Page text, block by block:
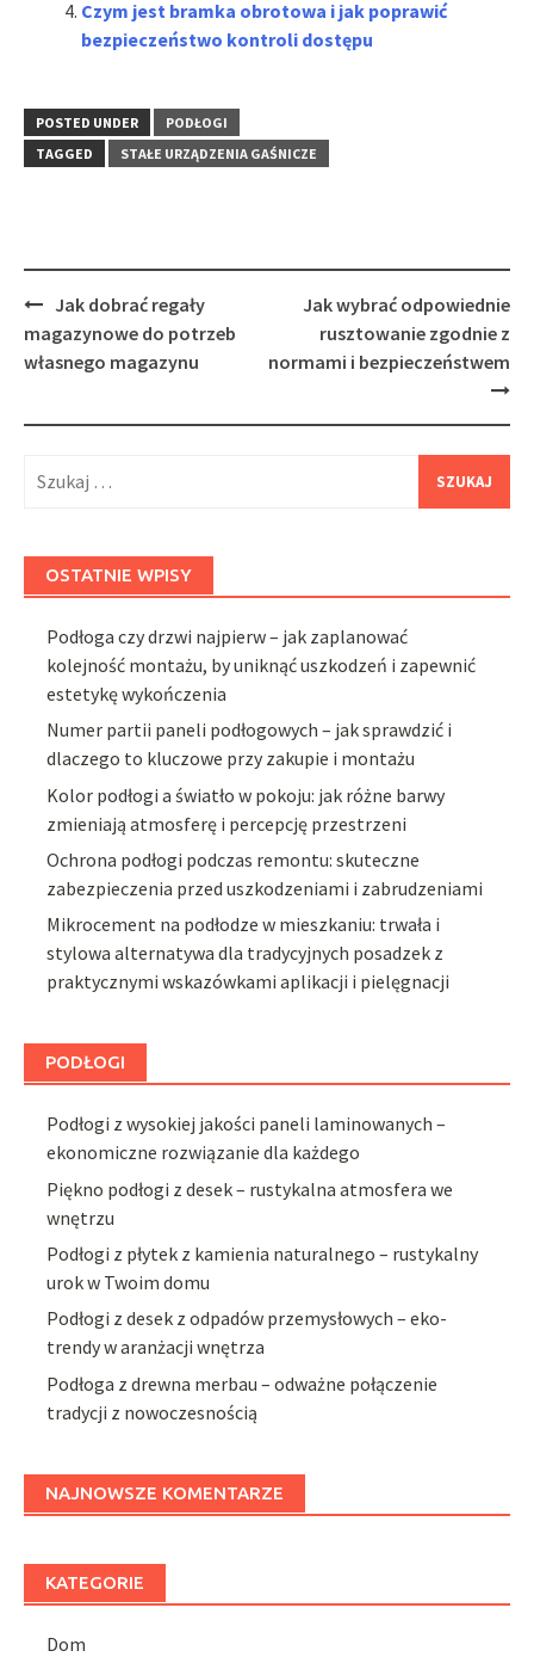
Czym jest bramka obrotowa i jak poprawić
bezpieczeństwo kontroli dostępu
POSTED UNDER
PODŁOGI
TAGGED
STAŁE URZĄDZENIA GAŚNICZE
Post
navigation
Jak dobrać regały
magazynowe do potrzeb
własnego magazynu
Jak wybrać odpowiednie
rusztowanie zgodnie z
normami i bezpieczeństwem
OSTATNIE WPISY
Podłoga czy drzwi najpierw – jak zaplanować
kolejność montażu, by uniknąć uszkodzeń i zapewnić
estetykę wykończenia
Numer partii paneli podłogowych – jak sprawdzić i
dlaczego to kluczowe przy zakupie i montażu
Kolor podłogi a światło w pokoju: jak różne barwy
zmieniają atmosferę i percepcję przestrzeni
Ochrona podłogi podczas remontu: skuteczne
zabezpieczenia przed uszkodzeniami i zabrudzeniami
Mikrocement na podłodze w mieszkaniu: trwała i
stylowa alternatywa dla tradycyjnych posadzek z
praktycznymi wskazówkami aplikacji i pielęgnacji
PODŁOGI
Podłogi z wysokiej jakości paneli laminowanych –
ekonomiczne rozwiązanie dla każdego
Piękno podłogi z desek – rustykalna atmosfera we
wnętrzu
Podłogi z płytek z kamienia naturalnego – rustykalny
urok w Twoim domu
Podłogi z desek z odpadów przemysłowych – eko-
trendy w aranżacji wnętrza
Podłoga z drewna merbau – odważne połączenie
tradycji z nowoczesnością
NAJNOWSZE KOMENTARZE
KATEGORIE
Dom